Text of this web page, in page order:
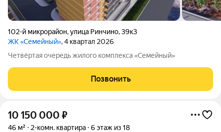
102-й микрорайон,улица Ринчино,39к3
ЖК «Семейный», 4 квартал 2026
Четвёртая очередь жилого комплекса «Семейный»
Позвонить
10 150 000 ₽
46 м² 2-комн. квартира 6 этаж из 18